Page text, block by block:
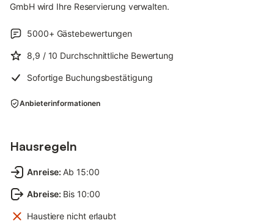
GmbH wird Ihre Reservierung verwalten.
5000+ Gästebewertungen
8,9 / 10 Durchschnittliche Bewertung
Sofortige Buchungsbestätigung
Anbieterinformationen
Hausregeln
Anreise: Ab 15:00
Abreise: Bis 10:00
Haustiere nicht erlaubt